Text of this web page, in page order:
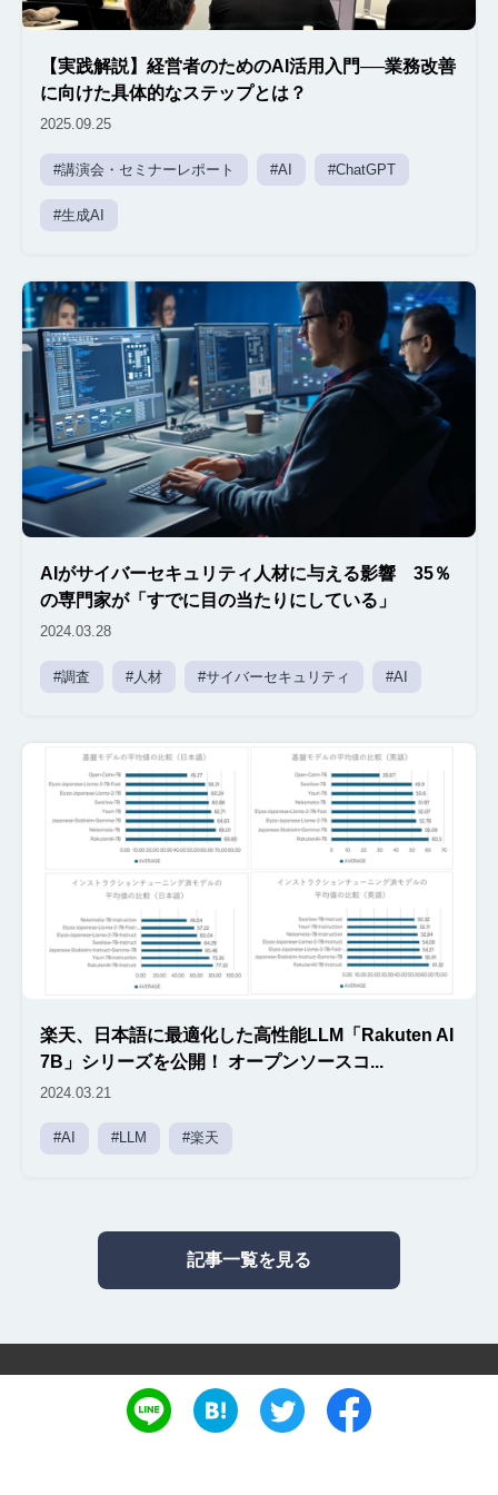
【実践解説】経営者のためのAI活用入門──業務改善
に向けた具体的なステップとは？
2025.09.25
#講演会・セミナーレポート #AI #ChatGPT
#生成AI
AIがサイバーセキュリティ人材に与える影響 35％
の専門家が「すでに目の当たりにしている」
2024.03.28
#調査 #人材 #サイバーセキュリティ #AI
楽天、日本語に最適化した高性能LLM「Rakuten AI
7B」シリーズを公開！ オープンソースコ...
2024.03.21
#AI #LLM #楽天
記事一覧を見る
Copyright © Proinnovation